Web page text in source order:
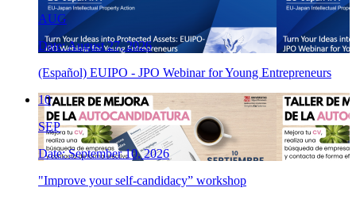
AUG
Date: August 27, 2026
(Español) EUIPO - JPO Webinar for Young Entrepreneurs
10
SEP
Date: September 10, 2026
"Improve your self-candidacy” workshop